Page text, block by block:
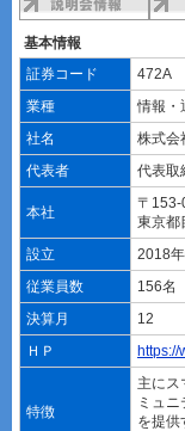
基本情報
証券コード
472A
業種
情報・
社名
株式会
代表者
代表
本社
〒153-
東京都
設立
2018
従業員数
156名
決算月
12
ＨＰ
https://
特徴
主にス
ミュ
を提供